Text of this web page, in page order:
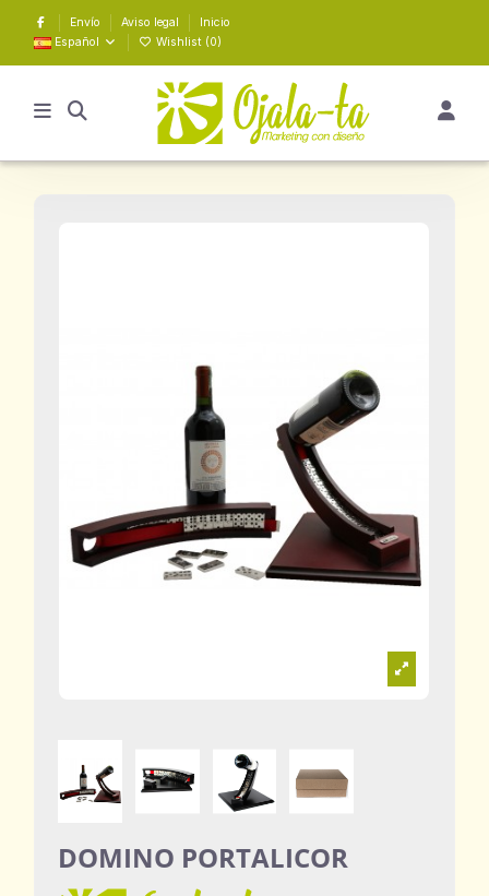
Envío Aviso legal
Inicio
Español
Wishlist (0)
DOMINO PORTALICOR